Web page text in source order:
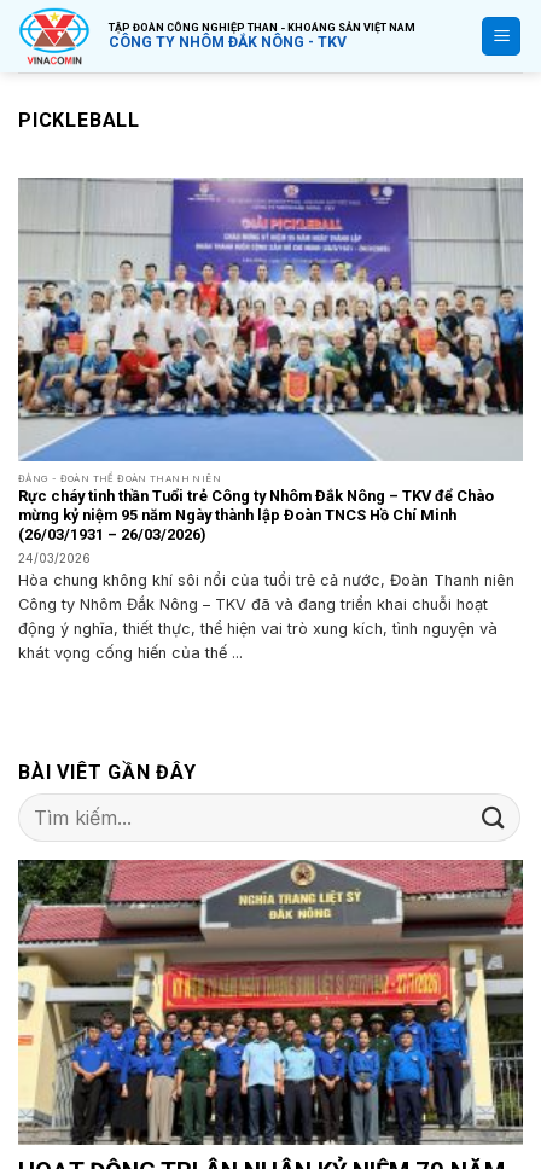
Bỏ
qua
nội
TẬP ĐOÀN CÔNG NGHIỆP THAN - KHOÁNG SẢN VIỆT NAM
CÔNG TY NHÔM ĐẮK NÔNG - TKV
PICKLEBALL
ĐẢNG - ĐOÀN THỂ ĐOÀN THANH NIÊN
Rực cháy tinh thần Tuổi trẻ Công ty Nhôm Đắk Nông – TKV để Chào
mừng kỷ niệm 95 năm Ngày thành lập Đoàn TNCS Hồ Chí Minh
(26/03/1931 – 26/03/2026)
24/03/2026
Hòa chung không khí sôi nổi của tuổi trẻ cả nước, Đoàn Thanh niên
Công ty Nhôm Đắk Nông – TKV đã và đang triển khai chuỗi hoạt
động ý nghĩa, thiết thực, thể hiện vai trò xung kích, tình nguyện và
khát vọng cống hiến của thế ...
BÀI VIÊT GẦN ĐÂY